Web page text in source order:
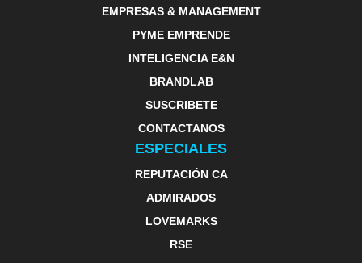
EMPRESAS & MANAGEMENT
PYME EMPRENDE
INTELIGENCIA E&N
BRANDLAB
SUSCRIBETE
CONTACTANOS
ESPECIALES
REPUTACIÓN CA
ADMIRADOS
LOVEMARKS
RSE